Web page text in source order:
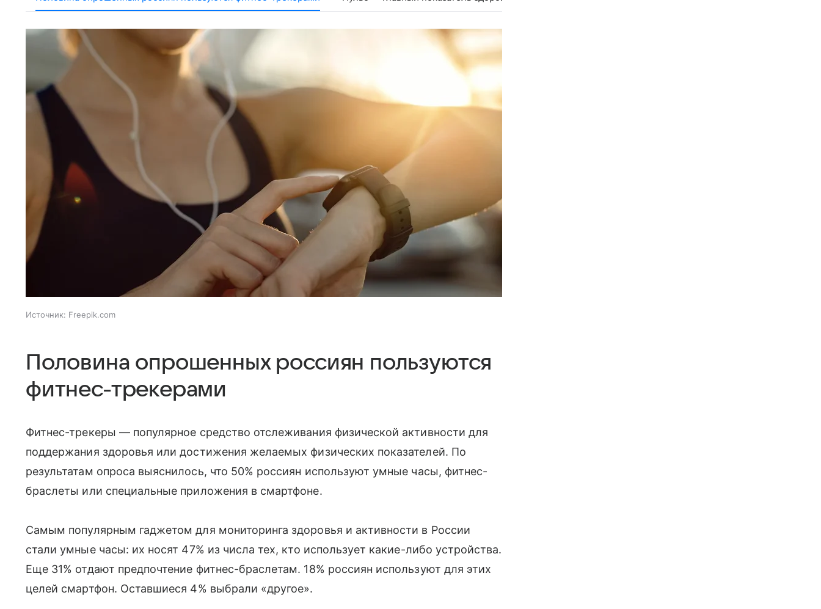
Источник: Freepik.com
Половина опрошенных россиян пользуются
фитнес-трекерами
Фитнес-трекеры — популярное средство отслеживания физической активности для
поддержания здоровья или достижения желаемых физических показателей. По
результатам опроса выяснилось, что 50% россиян используют умные часы, фитнес-
браслеты или специальные приложения в смартфоне.
Самым популярным гаджетом для мониторинга здоровья и активности в России
стали умные часы: их носят 47% из числа тех, кто использует какие-либо устройства.
Еще 31% отдают предпочтение фитнес-браслетам. 18% россиян используют для этих
целей смартфон. Оставшиеся 4% выбрали «другое».